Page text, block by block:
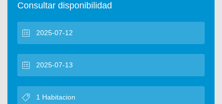
Consultar disponibilidad